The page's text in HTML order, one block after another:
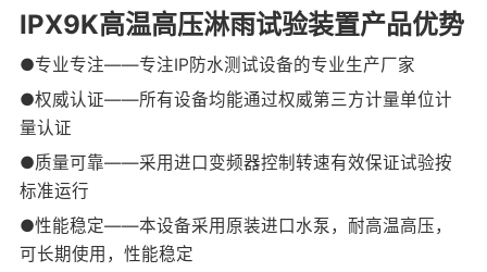
IPX9K高温高压淋雨试验装置产品优势
●专业专注——专注IP防水测试设备的专业生产厂家
●权威认证——所有设备均能通过权威第三方计量单位计
量认证
●质量可靠——采用进口变频器控制转速有效保证试验按
标准运行
●性能稳定——本设备采用原装进口水泵，耐高温高压，
可长期使用，性能稳定